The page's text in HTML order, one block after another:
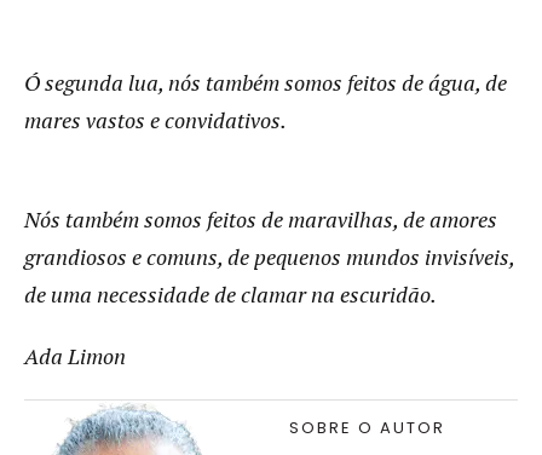
Ó segunda lua, nós também somos feitos de água, de
mares vastos e convidativos.
Nós também somos feitos de maravilhas, de amores
grandiosos e comuns, de pequenos mundos invisíveis,
de uma necessidade de clamar na escuridão.
Ada Limon
SOBRE O AUTOR